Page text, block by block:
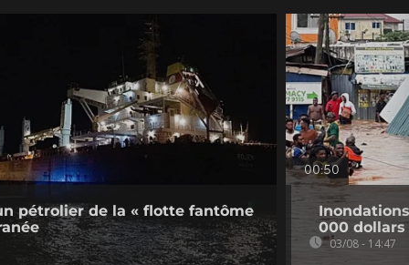
pétrolier de la « flotte fantôme
00:50
000 dollars
03/08 - 14:47